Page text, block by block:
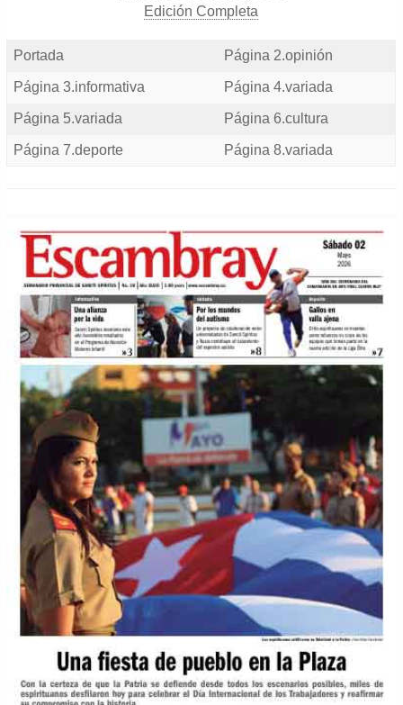
Edición Completa
Portada Página 2.opinión
Página 3.informativa Página 4.variada
Página 5.variada Página 6.cultura
Página 7.deporte Página 8.variada